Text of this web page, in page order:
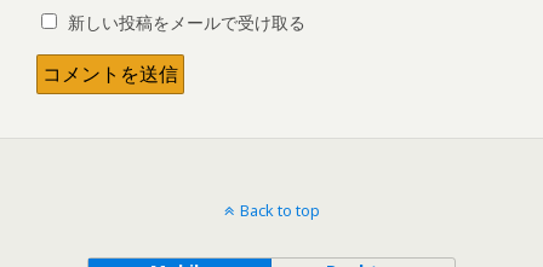
新しい投稿をメールで受け取る
Back to top